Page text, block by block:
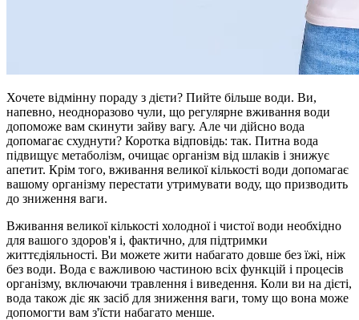
Хочете відмінну пораду з дієти? Пийте більше води. Ви,
напевно, неодноразово чули, що регулярне вживання води
допоможе вам скинути зайву вагу. Але чи дійсно вода
допомагає схуднути? Коротка відповідь: так. Питна вода
підвищує метаболізм, очищає організм від шлаків і знижує
апетит. Крім того, вживання великої кількості води допомагає
вашому організму перестати утримувати воду, що призводить
до зниження ваги.
Вживання великої кількості холодної і чистої води необхідно
для вашого здоров'я і, фактично, для підтримки
життєдіяльності. Ви можете жити набагато довше без їжі, ніж
без води. Вода є важливою частиною всіх функцій і процесів
організму, включаючи травлення і виведення. Коли ви на дієті,
вода також діє як засіб для зниження ваги, тому що вона може
допомогти вам з'їсти набагато менше.